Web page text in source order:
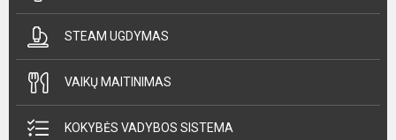
STEAM UGDYMAS
VAIKŲ MAITINIMAS
KOKYBĖS VADYBOS SISTEMA